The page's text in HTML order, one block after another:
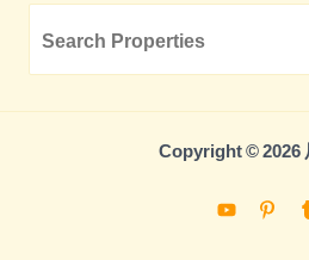
Copyright © 2026